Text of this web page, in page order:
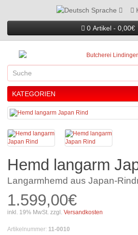
Sprache
0 Artikel - 0,00€
KATEGORIEN
Hemd langarm
Langarmhemd aus Japan-
1.599,00€
inkl. 19% MwSt. zzgl. Versandkosten
Artikelnummer: 11-0010